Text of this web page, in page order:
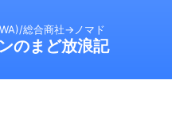
総合商社→ノマド
のまど放浪記